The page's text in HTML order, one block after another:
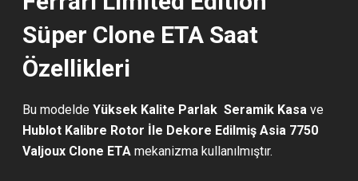
Süper Clone ETA Saat
Özellikleri
Bu modeldeYüksek Kalite Parlak Seramik Kasa ve
Hublot Kalibre Rotor İle Dekore Edilmiş Asia 7750
Valjoux Clone ETA mekanizma kullanılmıştır.